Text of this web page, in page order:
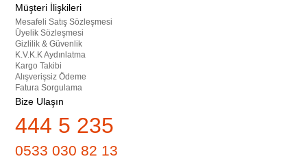
Müşteri İlişkileri
Mesafeli Satış Sözleşmesi
Üyelik Sözleşmesi
Gizlilik & Güvenlik
K.V.K.K Aydınlatma
Kargo Takibi
Alışverişsiz Ödeme
Fatura Sorgulama
Bize Ulaşın
444 5 235
0533 030 82 13